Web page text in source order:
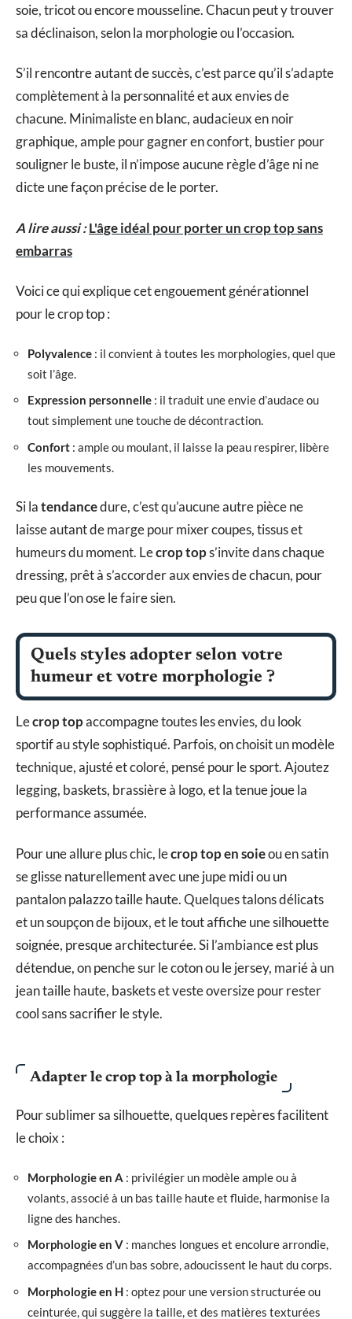
soie, tricot ou encore mousseline. Chacun peut y trouver
sa déclinaison, selon la morphologie ou l’occasion.
S’il rencontre autant de succès, c’est parce qu’il s’adapte
complètement à la personnalité et aux envies de
chacune. Minimaliste en blanc, audacieux en noir
graphique, ample pour gagner en confort, bustier pour
souligner le buste, il n’impose aucune règle d’âge ni ne
dicte une façon précise de le porter.
A lire aussi :L'âge idéal pour porter un crop top sans
embarras
Voici ce qui explique cet engouement générationnel
pour le crop top :
Polyvalence : il convient à toutes les morphologies, quel que
soit l’âge.
Expression personnelle : il traduit une envie d’audace ou
tout simplement une touche de décontraction.
Confort : ample ou moulant, il laisse la peau respirer, libère
les mouvements.
Si latendancedure, c’est qu’aucune autre pièce ne
laisse autant de marge pour mixer coupes, tissus et
humeurs du moment. Lecrop tops’invite dans chaque
dressing, prêt à s’accorder aux envies de chacun, pour
peu que l’on ose le faire sien.
Quels styles adopter selon votre
humeur et votre morphologie ?
Lecrop topaccompagne toutes les envies, du look
sportif au style sophistiqué. Parfois, on choisit un modèle
technique, ajusté et coloré, pensé pour le sport. Ajoutez
legging, baskets, brassière à logo, et la tenue joue la
performance assumée.
Pour une allure plus chic, lecrop top en soieou en satin
se glisse naturellement avec une jupe midi ou un
pantalon palazzo taille haute. Quelques talons délicats
et un soupçon de bijoux, et le tout affiche une silhouette
soignée, presque architecturée. Si l’ambiance est plus
détendue, on penche sur le coton ou le jersey, marié à un
jean taille haute, baskets et veste oversize pour rester
cool sans sacrifier le style.
Adapter le crop top à la morphologie
Pour sublimer sa silhouette, quelques repères facilitent
le choix :
Morphologie en A : privilégier un modèle ample ou à
volants, associé à un bas taille haute et fluide, harmonise la
ligne des hanches.
Morphologie en V : manches longues et encolure arrondie,
accompagnées d’un bas sobre, adoucissent le haut du corps.
Morphologie en H : optez pour une version structurée ou
ceinturée, qui suggère la taille, et des matières texturées